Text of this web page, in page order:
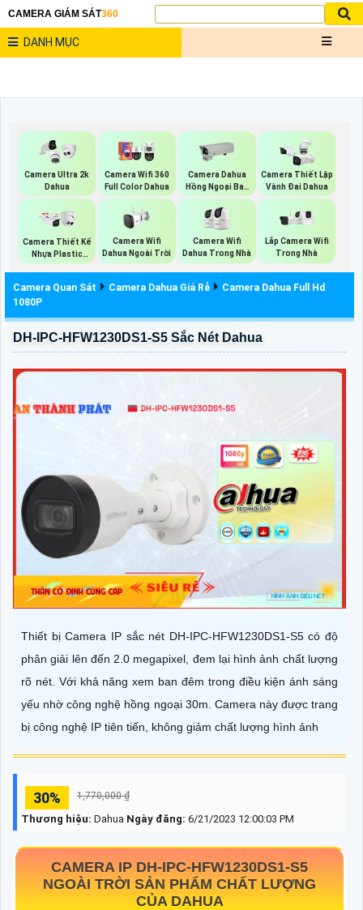
CAMERA GIÁM SÁT360
DANH MỤC
Camera Ultra 2k
Dahua
Camera Wifi 360
Full Color Dahua
Camera Dahua
Hồng Ngoại Ban
Đêm
Camera Thiết Lập
Vành Đai Dahua
Camera Thiết Kế
Nhựa Plastic
Dahua
Camera Wifi
Dahua Ngoài Trời
Camera Wifi
Dahua Trong Nhà
Lắp Camera Wifi
Trong Nhà
Camera Quan Sát Camera Dahua Giá Rẻ
Camera Dahua Full Hd
1080P
DH-IPC-HFW1230DS1-S5 Sắc Nét Dahua
Thiết bị Camera IP sắc nét DH-IPC-HFW1230DS1-S5 có độ
phân giải lên đến 2.0 megapixel, đem lại hình ảnh chất lượng
rõ nét. Với khả năng xem ban đêm trong điều kiện ánh sáng
yếu nhờ công nghệ hồng ngoại 30m. Camera này được trang
bị công nghệ IP tiên tiến, không giảm chất lượng hình ảnh
30% 1,770,000 ₫
Thương hiệu: Dahua Ngày đăng: 6/21/2023 12:00:03 PM
CAMERA IP DH-IPC-HFW1230DS1-S5
NGOÀI TRỜI SẢN PHẨM CHẤT LƯỢNG
CỦA DAHUA